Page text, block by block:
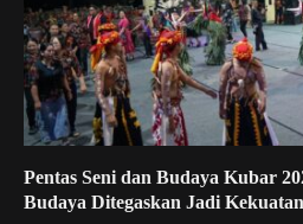
Pentas Seni dan Budaya Kubar
Budaya Ditegaskan Jadi